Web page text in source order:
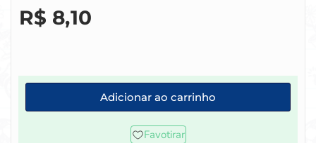
R$ 8,10
Adicionar ao carrinho
Favotirar